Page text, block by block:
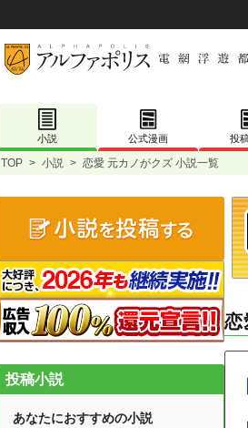
小説 公式漫画 投
TOP > 小説 > 恋愛 元カノがクズ 小説一覧
恋
投稿小説
あなたにおすすめの小説